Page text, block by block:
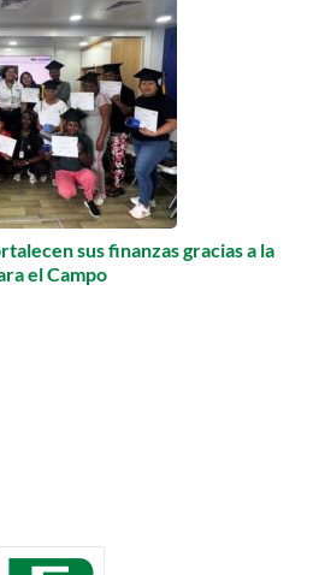
sus finanzas gracias a la
el Campo